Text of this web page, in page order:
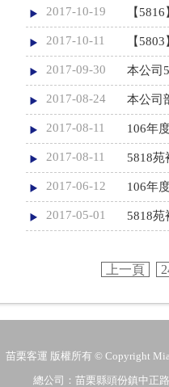
2017-10-19 【
2017-10-11 【
2017-09-30 本公司
2017-08-24 本公司
2017-08-11 106年
2017-08-11 5818
2017-06-12 106年
2017-05-01 5818
上一頁
苗栗客運 版權所有 © Copyright
總公司：苗栗縣頭份鎮中正